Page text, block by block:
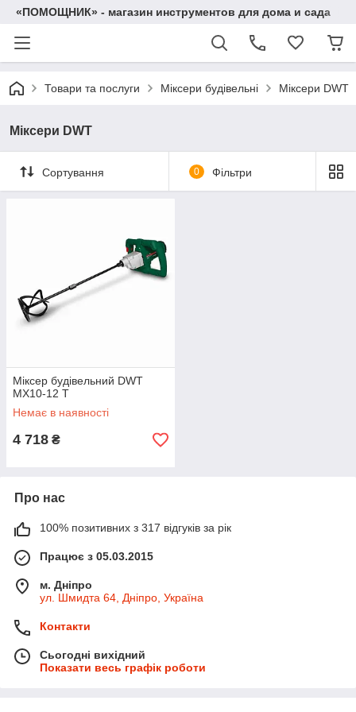
«ПОМОЩНИК» - магазин инструментов для дома и сада
Товари та послуги Міксери будівельні Міксери DWT
Міксери DWT
Сортування 0 Фільтри
Міксер будівельний DWT
MX10-12 T
Немає в наявності
4 718 ₴
Про нас
100% позитивних з 317 відгуків за рік
Працює з 05.03.2015
м. Дніпро
ул. Шмидта 64, Дніпро, Україна
Контакти
Сьогодні вихідний
Показати весь графік роботи